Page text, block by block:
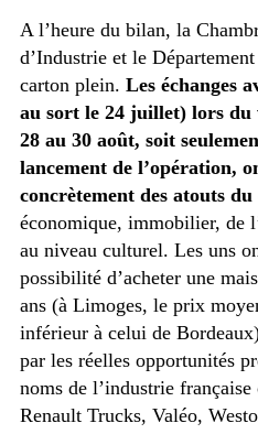
A l’heure du bilan, la
d’Industrie et le
carton plein. Les échanges
au sort le 24 juillet) lors du
28 au 30 août, soit
lancement de l’opération,
concrètement des atouts
économique, immobilier, de
au niveau culturel. Les uns
possibilité d’acheter une
ans (à Limoges, le prix
inférieur à celui de
par les réelles opportunités
noms de l’industrie
Renault Trucks, Valéo,